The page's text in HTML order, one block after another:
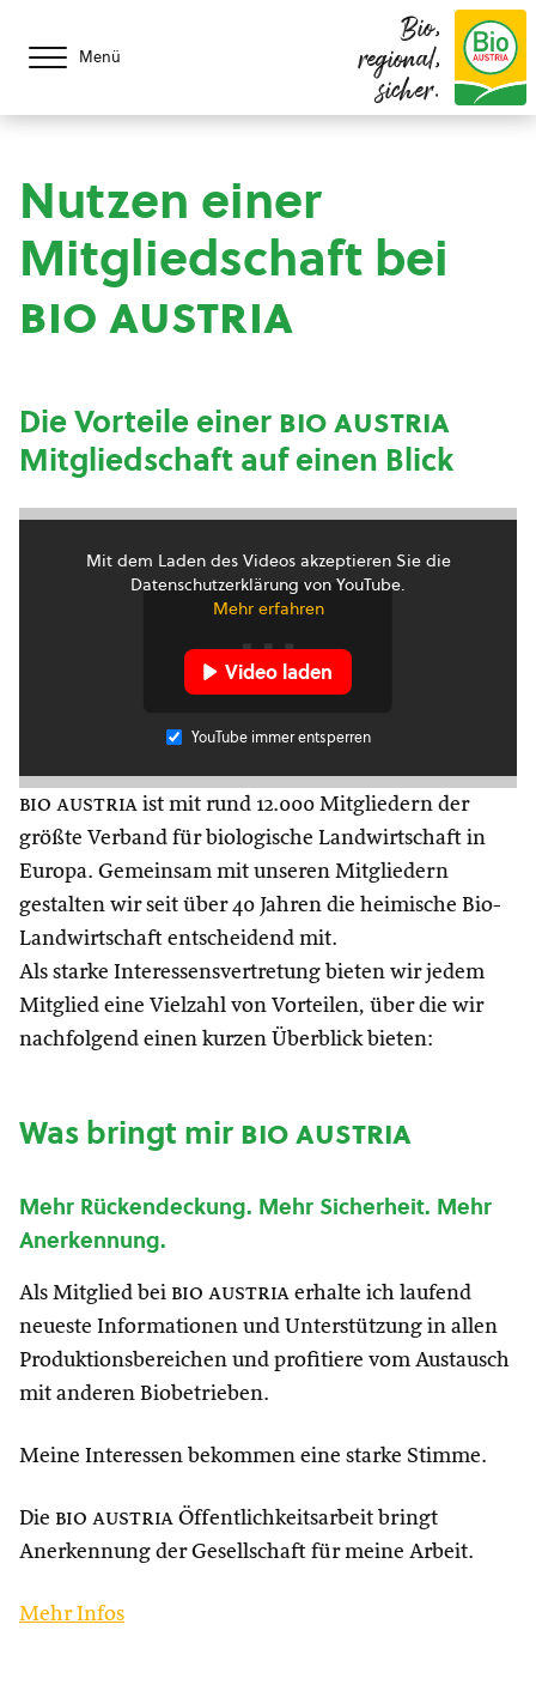
Menü
Bio,
regional,
sicher.
Nutzen einer
Mitgliedschaft bei
bio austria
Die Vorteile einerbio austria
Mitgliedschaft auf einen Blick
Mit dem Laden des Videos akzeptieren Sie die
Datenschutzerklärung von YouTube.
Mehr erfahren
Video laden
YouTube immer entsperren
bio austria ist mit rund 12.000 Mitgliedern der
größte Verband für biologische Landwirtschaft in
Europa. Gemeinsam mit unseren Mitgliedern
gestalten wir seit über 40 Jahren die heimische Bio-
Landwirtschaft entscheidend mit.
Als starke Interessensvertretung bieten wir jedem
Mitglied eine Vielzahl von Vorteilen, über die wir
nachfolgend einen kurzen Überblick bieten:
Was bringt mirbio austria
Mehr Rückendeckung. Mehr Sicherheit. Mehr
Anerkennung.
Als Mitglied bei bio austria erhalte ich laufend
neueste Informationen und Unterstützung in allen
Produktionsbereichen und profitiere vom Austausch
mit anderen Biobetrieben.
Meine Interessen bekommen eine starke Stimme.
Die bio austria Öffentlichkeitsarbeit bringt
Anerkennung der Gesellschaft für meine Arbeit.
Mehr Infos